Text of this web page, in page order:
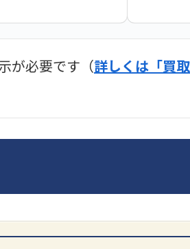
アンプ
PMA-
が必要です（詳しくは「買